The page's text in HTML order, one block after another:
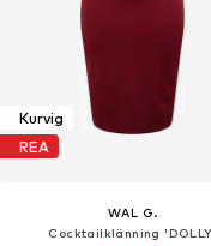
Kurvig
REA
WAL G.
Cocktailklänning